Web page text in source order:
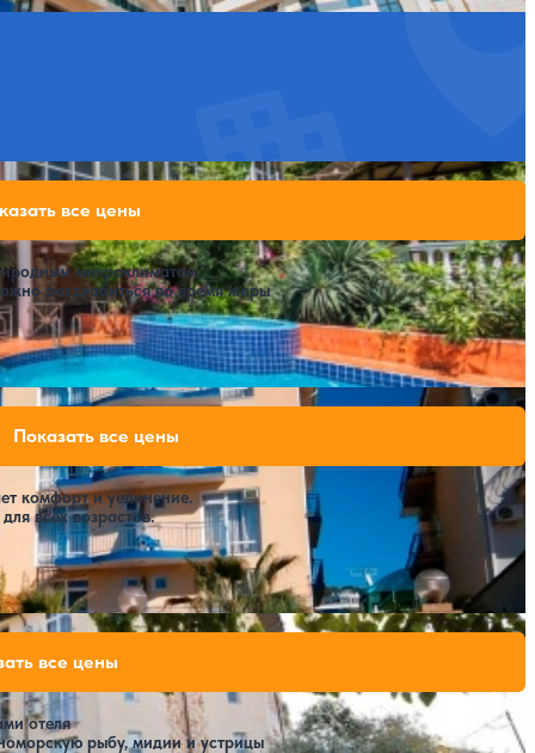
микроклиматом
расслабиться во время жары
Расстояние до пляжа: 250 метров.
37,240 ₽
46,550 ₽
за 7 ночей, 2 взрослых
58,800 ₽
за 7 ночей, 2 взрослых
все цены
комфорт и уединение.
всех возрастов.
Расстояние до пляжа: 70 м.
32,900 ₽
36,400 ₽
за 7 ночей, 2 взрослых
45,500 ₽
за 7 ночей, 2 взрослых
Показать все цены
отеля
рыбу, мидии и устрицы
61,800 ₽
61,800 ₽
за 7 ночей, 2 взрослых
90,300 ₽
за 7 ночей, 2 взрослых
все цены